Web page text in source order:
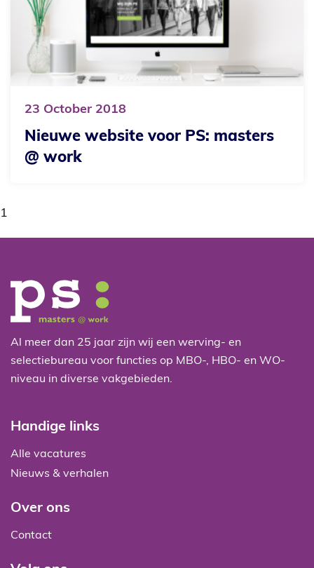
23 October 2018
Nieuwe website voor PS: masters
@ work
1
Al meer dan 25 jaar zijn wij een werving- en
selectiebureau voor functies op MBO-, HBO- en WO-
niveau in diverse vakgebieden.
Handige links
Alle vacatures
Nieuws & verhalen
Over ons
Contact